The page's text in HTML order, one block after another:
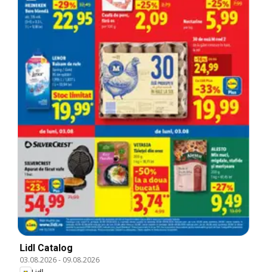
Lidl Catalog
03.08.2026- 09.08.2026